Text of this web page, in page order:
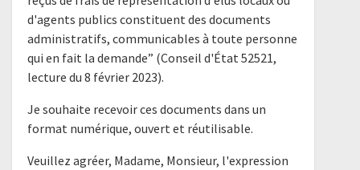
d'agents publics constituent des documents
administratifs, communicables à toute personne
qui en fait la demande” (Conseil d'État 52521,
lecture du 8 février 2023).
Je souhaite recevoir ces documents dans un
format numérique, ouvert et réutilisable.
Veuillez agréer, Madame, Monsieur, l'expression